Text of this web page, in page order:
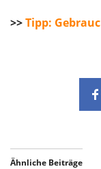
>>Tipp:
Ähnliche Beiträge